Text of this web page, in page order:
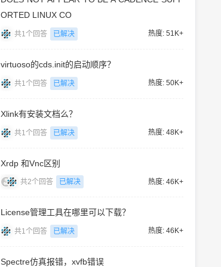
ORTED LINUX CO
共1个回答 已解决 热度: 51K+
virtuoso的cds.init的启动顺序？
共1个回答 已解决 热度: 50K+
Xlink有安装文档么？
共1个回答 已解决 热度: 48K+
Xrdp 和Vnc区别
共2个回答 已解决 热度: 46K+
License管理工具在哪里可以下载？
共1个回答 已解决 热度: 46K+
Spectre仿真报错，xvfb错误